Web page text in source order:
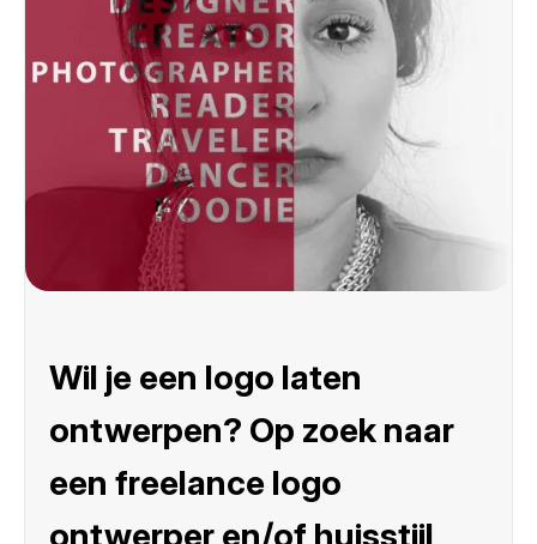
Wil je een logo laten
ontwerpen? Op zoek naar
een freelance logo